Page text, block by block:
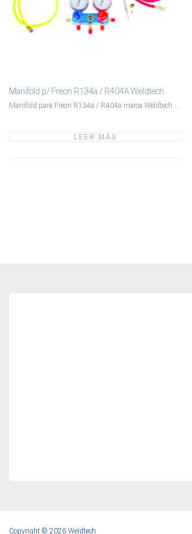
Manifold p/ Freon R134a / R404A Weldtech
Manifold para Freon R134a / R404a marca Weldtech ...
LEER MÁS
Copyright © 2026 Weldtech